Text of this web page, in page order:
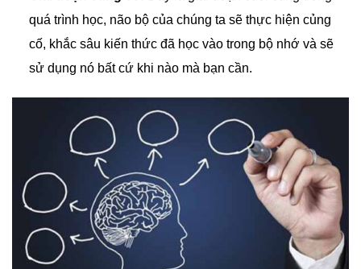
quá trình học, não bộ của chúng ta sẽ thực hiện củng
cố, khắc sâu kiến thức đã học vào trong bộ nhớ và sẽ
sử dụng nó bất cứ khi nào mà bạn cần.